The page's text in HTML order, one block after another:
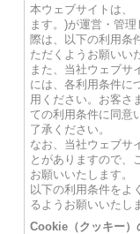
本ウェブサイトは、
ます。)が運営・管
際は、以下の利用条
ただくようお願いい
また、当社ウェブサ
には、各利用条件に
用ください。お客さ
ての利用条件に同意
了承ください。
なお、当社ウェブサ
とがありますので、
お願いいたします。
以下の利用条件をよ
るようお願いいたし
Cookie（クッキー）